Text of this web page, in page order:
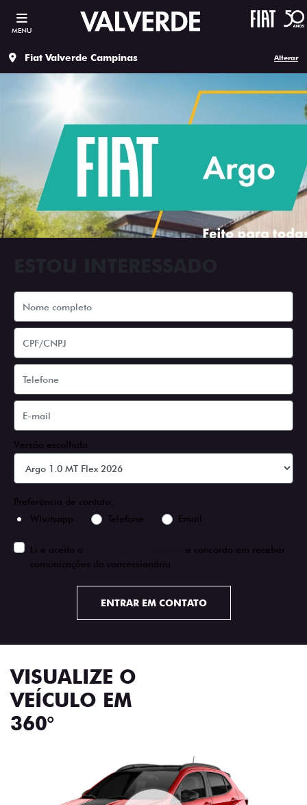
MENU
Fiat Valverde Campinas Alterar
Versão escolhida
Preferência de contato:
Whatsapp
Telefone Email
Li e aceito a
e concordo em receber
comunicações da concessionária.
ENTRAR EM CONTATO
VISUALIZE O
VEÍCULO EM
360°